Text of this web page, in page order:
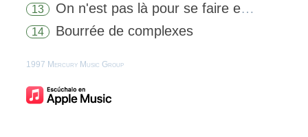
13 On n'est pas là pour se faire engueuler
14 Bourrée de complexes
1997 Mercury Music Group